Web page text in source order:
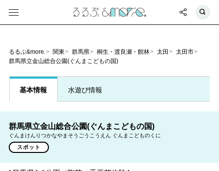
るるぶ&more. 関東 群馬県 桐生・渡良瀬・館林 太田
太田市
群馬県立金山総合公園(ぐんまこどもの国)
基本情報 水遊び情報
群馬県立金山総合公園(ぐんまこどもの国)
ぐんまけんりつかなやまそうごうこうえん ぐんまこどものくに
スポット